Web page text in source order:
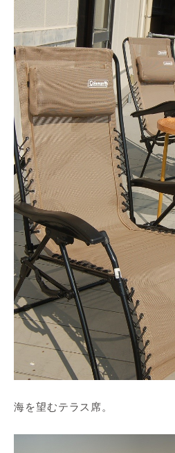
海を望むテラス席。